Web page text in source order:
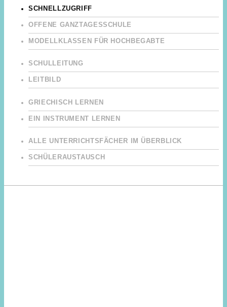
SCHNELLZUGRIFF
OFFENE GANZTAGESSCHULE
MODELLKLASSEN FÜR HOCHBEGABTE
SCHULLEITUNG
LEITBILD
GRIECHISCH LERNEN
EIN INSTRUMENT LERNEN
ALLE UNTERRICHTSFÄCHER IM ÜBERBLICK
SCHÜLERAUSTAUSCH